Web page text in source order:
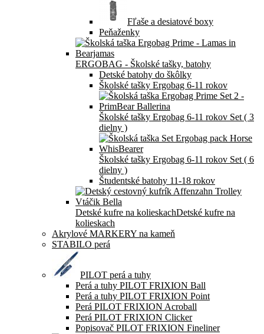
Fľaše a desiatové boxy
Peňaženky
ERGOBAG - Školské tašky, batohy
Detské batohy do škôlky
Školské tašky Ergobag 6-11 rokov
Školské tašky Ergobag 6-11 rokov Set ( 3
dielny )
Školské tašky Ergobag 6-11 rokov Set ( 6
dielny )
Študentské batohy 11-18 rokov
Detské kufre na kolieskachDetské kufre na
kolieskach
Akrylové MARKERY na kameň
STABILO perá
PILOT perá a tuhy
Perá a tuhy PILOT FRIXION Ball
Perá a tuhy PILOT FRIXION Point
Perá PILOT FRIXION Acroball
Perá PILOT FRIXION Clicker
Popisovač PILOT FRIXION Fineliner